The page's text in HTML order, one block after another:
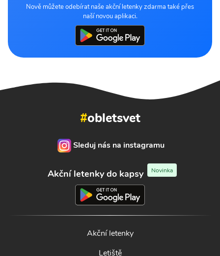
Nově můžete odebírat naše akční letenky zdarma také přes
naší novou aplikaci.
#obletsvet
Sleduj nás na instagramu
Akční letenky do kapsy Novinka
Akční letenky
Letiště